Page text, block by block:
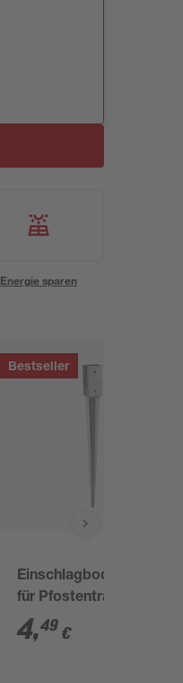
Energie sparen
Bestseller
Einschlagbodenhülse
für Pfostenträger 7 x
7 x 75 cm
4,49 €